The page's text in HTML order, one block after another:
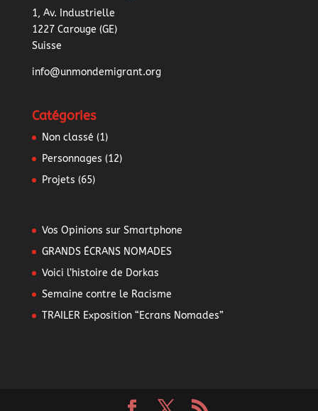
1, Av. Industrielle
1227 Carouge (GE)
Suisse
info@unmondemigrant.org
Catégories
Non classé (1)
Personnages (12)
Projets (65)
Vos Opinions sur Smartphone
GRANDS ÉCRANS NOMADES
Voici l’histoire de Dorkas
Semaine contre le Racisme
TRAILER Exposition “Ecrans Nomades”